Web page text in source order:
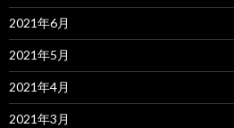
2021年6月
2021年5月
2021年4月
2021年3月